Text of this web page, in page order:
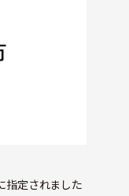
指定されました